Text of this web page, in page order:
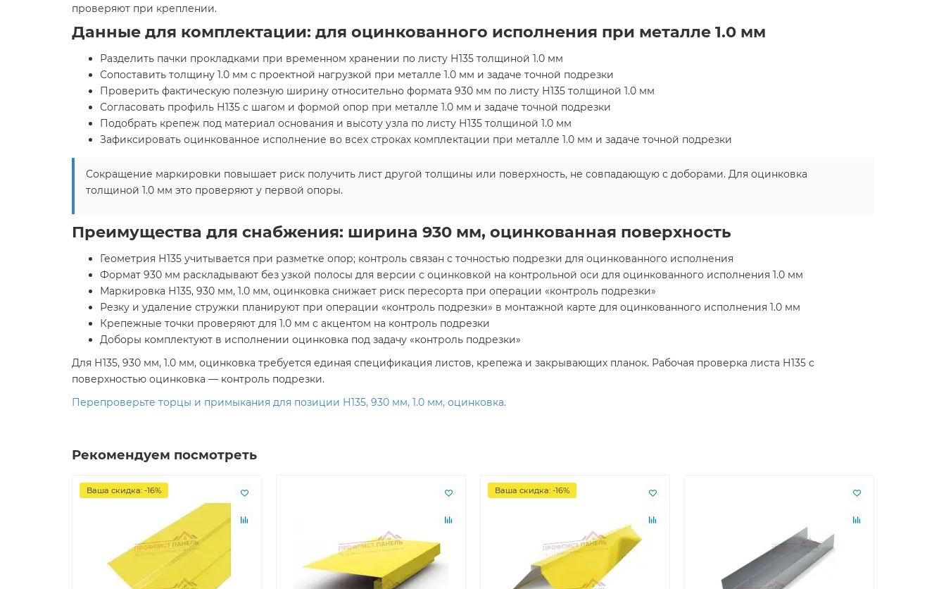
проверяют при креплении.
Данные для комплектации: для оцинкованного исполнения при металле 1.0 мм
Разделить пачки прокладками при временном хранении по листу Н135 толщиной 1.0 мм
Сопоставить толщину 1.0 мм с проектной нагрузкой при металле 1.0 мм и задаче точной подрезки
Проверить фактическую полезную ширину относительно формата 930 мм по листу Н135 толщиной 1.0 мм
Согласовать профиль Н135 с шагом и формой опор при металле 1.0 мм и задаче точной подрезки
Подобрать крепеж под материал основания и высоту узла по листу Н135 толщиной 1.0 мм
Зафиксировать оцинкованное исполнение во всех строках комплектации при металле 1.0 мм и задаче точной подрезки
Сокращение маркировки повышает риск получить лист другой толщины или поверхность, не совпадающую с доборами. Для оцинковка
толщиной 1.0 мм это проверяют у первой опоры.
Преимущества для снабжения: ширина 930 мм, оцинкованная поверхность
Геометрия Н135 учитывается при разметке опор; контроль связан с точностью подрезки для оцинкованного исполнения
Формат 930 мм раскладывают без узкой полосы для версии с оцинковкой на контрольной оси для оцинкованного исполнения 1.0 мм
Маркировка Н135, 930 мм, 1.0 мм, оцинковка снижает риск пересорта при операции «контроль подрезки»
Резку и удаление стружки планируют при операции «контроль подрезки» в монтажной карте для оцинкованного исполнения 1.0 мм
Крепежные точки проверяют для 1.0 мм с акцентом на контроль подрезки
Доборы комплектуют в исполнении оцинковка под задачу «контроль подрезки»
Для Н135, 930 мм, 1.0 мм, оцинковка требуется единая спецификация листов, крепежа и закрывающих планок. Рабочая проверка листа Н135 с
поверхностью оцинковка — контроль подрезки.
Перепроверьте торцы и примыкания для позиции Н135, 930 мм, 1.0 мм, оцинковка.
Рекомендуем посмотреть
Ваша скидка: -16% Ваша скидка: -16%